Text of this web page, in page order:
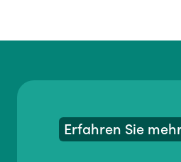
Erfahren Sie